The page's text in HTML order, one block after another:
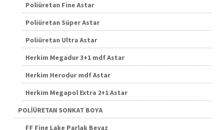
Poliüretan Fine Astar
Poliüretan Süper Astar
Poliüretan Ultra Astar
Herkim Megadur 3+1 mdf Astar
Herkim Herodur mdf Astar
Herkim Megapol Extra 2+1 Astar
POLİÜRETAN SONKAT BOYA
FF Fine Lake Parlak Beyaz